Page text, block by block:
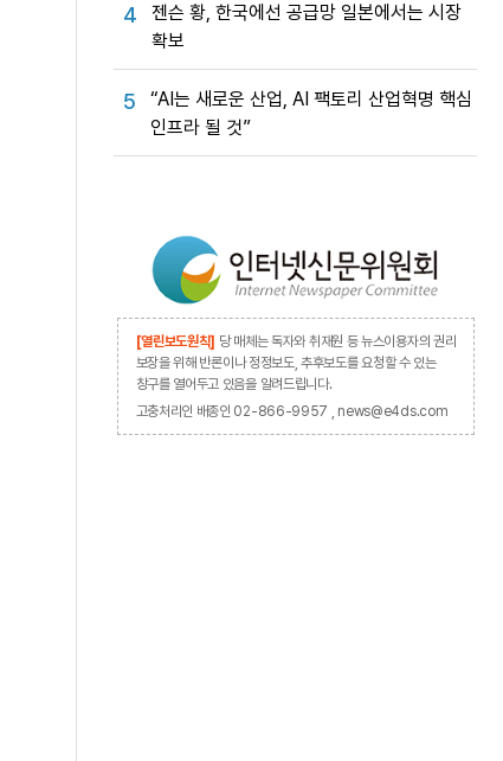
4
젠슨 황, 한국에선 공급망 일본에서는 시장
확보
5
“AI는 새로운 산업, AI 팩토리 산업혁명 핵심
인프라 될 것”
[열린보도원칙] 당 매체는 독자와 취재원 등 뉴스이용자의 권리
보장을 위해 반론이나 정정보도, 추후보도를 요청할 수 있는
창구를 열어두고 있음을 알려드립니다.
고충처리인 배종인 02-866-9957 , news@e4ds.com